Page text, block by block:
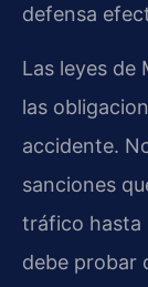
defensa
Las leyes de
las
accidente.
sanciones
tráfico hasta
debe probar